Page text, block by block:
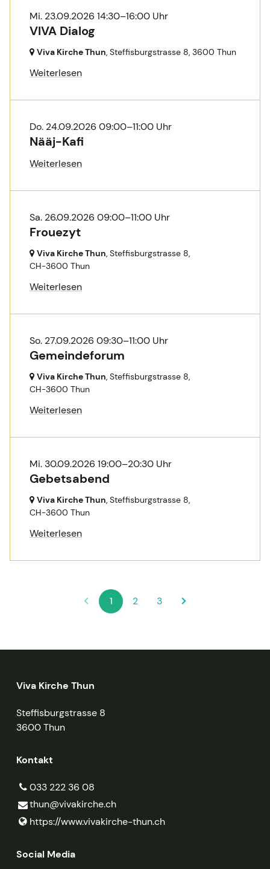
Mi. 23.09.2026 14:30–16:00 Uhr
VIVA Dialog
Viva Kirche Thun, Steffisburgstrasse 8, 3600 Thun
Weiterlesen
Do. 24.09.2026 09:00–11:00 Uhr
Nääj-Kafi
Weiterlesen
Sa. 26.09.2026 09:00–11:00 Uhr
Frouezyt
Viva Kirche Thun, Steffisburgstrasse 8,
CH-3600 Thun
Weiterlesen
So. 27.09.2026 09:30–11:00 Uhr
Gemeindeforum
Viva Kirche Thun, Steffisburgstrasse 8,
CH-3600 Thun
Weiterlesen
Mi. 30.09.2026 19:00–20:30 Uhr
Gebetsabend
Viva Kirche Thun, Steffisburgstrasse 8,
CH-3600 Thun
Weiterlesen
1 2 3
Viva Kirche Thun
Steffisburgstrasse 8
3600 Thun
Kontakt
033 222 36 08
thun@​vivakirche.​ch
https://www.​vivakirche-thun.​ch
Social Media